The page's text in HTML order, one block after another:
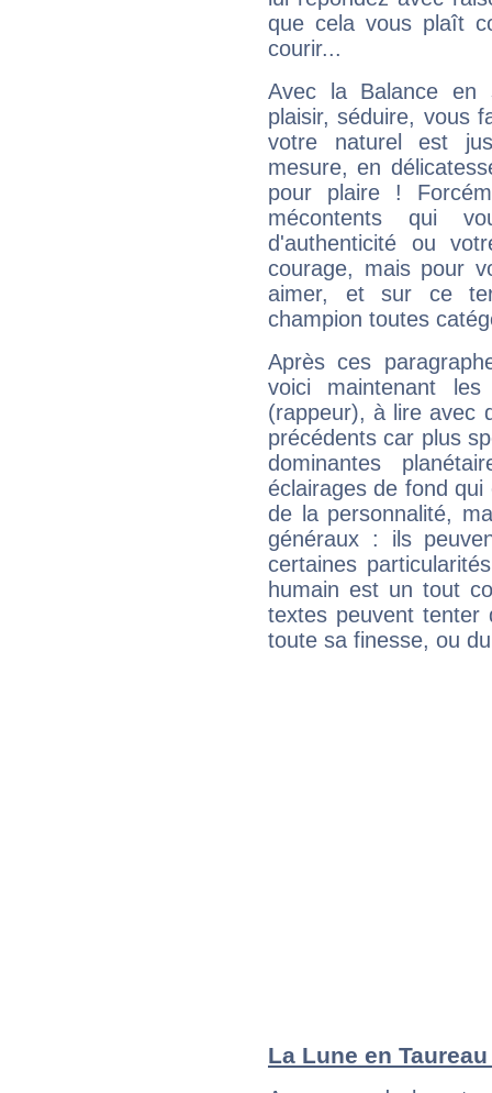
que cela vous plaît
courir...
Avec la Balance en
plaisir, séduire, vous
votre naturel est
mesure, en
pour plaire !
mécontents qui
d'authenticité ou
courage, mais pour
aimer, et sur ce
champion toutes
Après ces
voici maintenant
(rappeur), à lire avec
précédents car plus
dominantes
éclairages de fond
de la personnalité,
généraux : ils
certaines
humain est un tout
textes peuvent tenter
toute sa finesse, ou
La Lune en